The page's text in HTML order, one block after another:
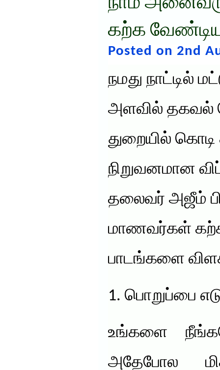
கற்க
Posted on 2nd
நமது நாட்டில்
அளவில் தகவல்
துறையில் கொடி
நிறுவனமான
தலைவர் அஜீம்
மாணவர்கள்
பாடங்களை
1. பொறுப்பை
உங்களை
அதேபோல